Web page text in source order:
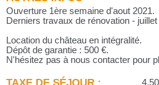
Ouverture 1ère semaine d'aout 2021.
Derniers travaux de rénovation - juillet
Location du château en intégralité.
Dépôt de garantie : 500 €.
N'hésitez pas à nous contacter pour
TAXE DE SÉJOUR :